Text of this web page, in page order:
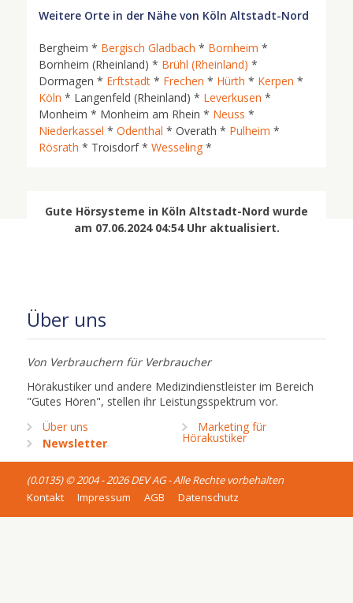
Weitere Orte in der Nähe von Köln Altstadt-Nord
Bergheim * Bergisch Gladbach * Bornheim *
Bornheim (Rheinland) * Brühl (Rheinland) *
Dormagen * Erftstadt * Frechen * Hürth * Kerpen *
Köln * Langenfeld (Rheinland) * Leverkusen *
Monheim * Monheim am Rhein * Neuss *
Niederkassel * Odenthal * Overath * Pulheim *
Rösrath * Troisdorf * Wesseling *
Gute Hörsysteme in Köln Altstadt-Nord wurde
am 07.06.2024 04:54 Uhr aktualisiert.
Über uns
Von Verbrauchern für Verbraucher
Hörakustiker und andere Medizindienstleister im Bereich
"Gutes Hören", stellen ihr Leistungsspektrum vor.
Über uns
Newsletter
Marketing für
Hörakustiker
(0.0135) © 2004 - 2026 DEV AG - Alle Rechte vorbehalten
Kontakt
Impressum AGB Datenschutz